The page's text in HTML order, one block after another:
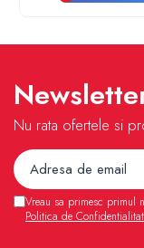
Nu rata ofertele si
Vreau sa primesc primul
Politica de